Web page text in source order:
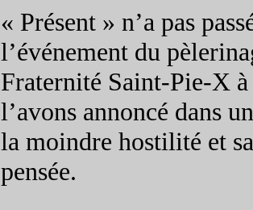
« Présent » n’a pas
l’événement du
Fraternité Saint-Pie-X
l’avons annoncé dans
la moindre hostilité et
pensée.